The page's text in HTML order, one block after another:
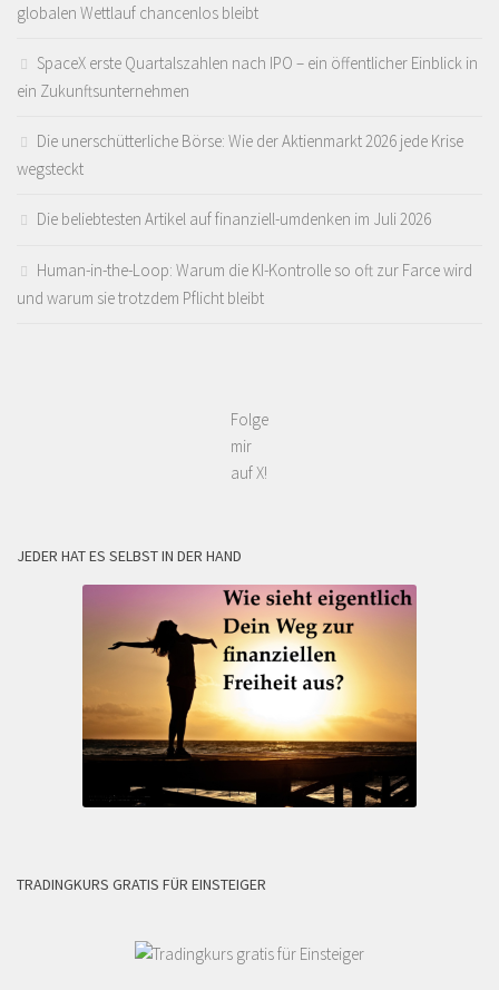
globalen Wettlauf chancenlos bleibt
SpaceX erste Quartalszahlen nach IPO – ein öffentlicher Einblick in
ein Zukunftsunternehmen
Die unerschütterliche Börse: Wie der Aktienmarkt 2026 jede Krise
wegsteckt
Die beliebtesten Artikel auf finanziell-umdenken im Juli 2026
Human-in-the-Loop: Warum die KI-Kontrolle so oft zur Farce wird
und warum sie trotzdem Pflicht bleibt
Folge
mir
auf X!
JEDER HAT ES SELBST IN DER HAND
TRADINGKURS GRATIS FÜR EINSTEIGER